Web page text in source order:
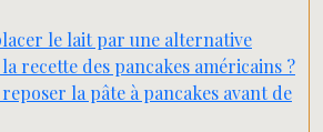
le lait par une alternative
recette des pancakes américains ?
la pâte à pancakes avant de